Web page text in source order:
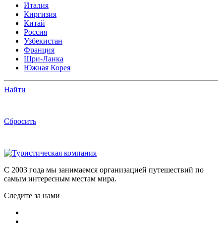
Италия
Киргизия
Китай
Россия
Узбекистан
Франция
Шри-Ланка
Южная Корея
Найти
Сбросить
C 2003 года мы занимаемся организацией путешествий по
самым интересным местам мира.
Следите за нами